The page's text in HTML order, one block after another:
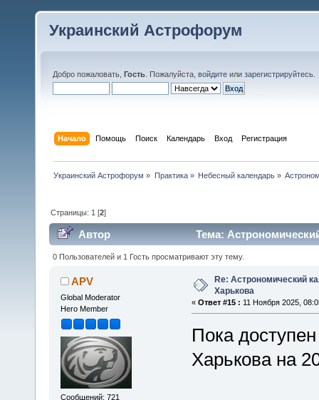
Украинский Астрофорум
Добро пожаловать, Гость . Пожалуйста, войдите или зарегистрируйтесь
Начало Помощь Поиск Календарь Вход Регистрация
Украинский Астрофорум » Практика» Небесный календарь»
Страницы: 1 [2]
Автор Тема:
0 Пользователей и 1 Гость просматривают эту тему.
APV
Global Moderator
Hero Member
Сообщений: 721
Re: Астрономический
Харькова
« Ответ #15 : 11 Ноября 2025,
Пока
Харькова на